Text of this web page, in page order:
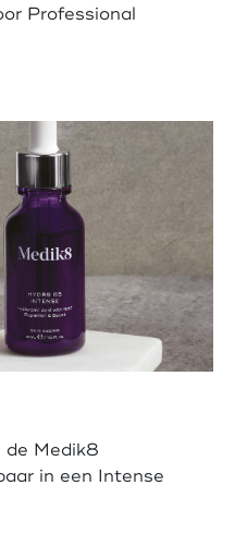
Professional
de Medik8
in een Intense